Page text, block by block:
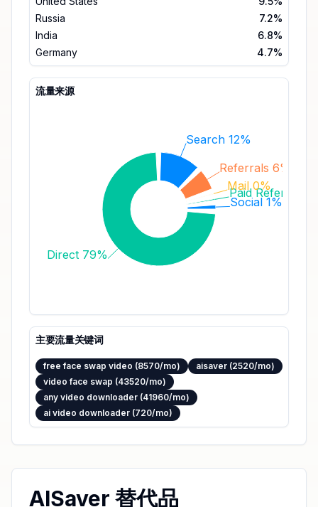
Russia
7.2%
India
6.8%
Germany
4.7%
流量来源
Social 1%
Paid Referrals
Mail 0%
Referrals 6%
Search 12%
Direct 79%
主要流量关键词
free face swap video (8570/mo)
aisaver (2520/mo)
video face swap (43520/mo)
any video downloader (41960/mo)
ai video downloader (720/mo)
AISaver 替代品